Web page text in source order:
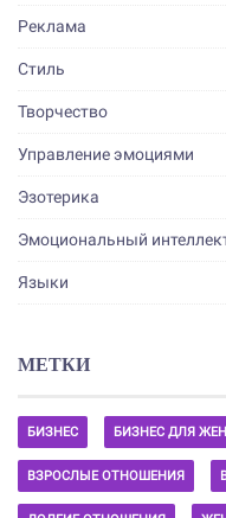
Реклама
Стиль
Творчество
Управление эмоциями
Эзотерика
Эмоциональный
Языки
МЕТКИ
БИЗНЕС БИЗНЕС ДЛЯ
ВЗРОСЛЫЕ ОТНОШЕНИЯ